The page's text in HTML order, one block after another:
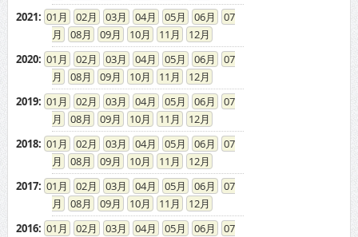
2021: 01 02 03 04 05 06
07
08
09 10 11
12
2020: 01 02 03 04 05 06
07
08
09 10 11
12
2019: 01 02 03 04 05 06
07
08
09 10 11
12
2018: 01 02 03 04 05 06
07
08
09 10 11
12
2017: 01 02 03 04 05 06
07
08
09 10 11
12
2016: 01 02 03 04 05 06
07